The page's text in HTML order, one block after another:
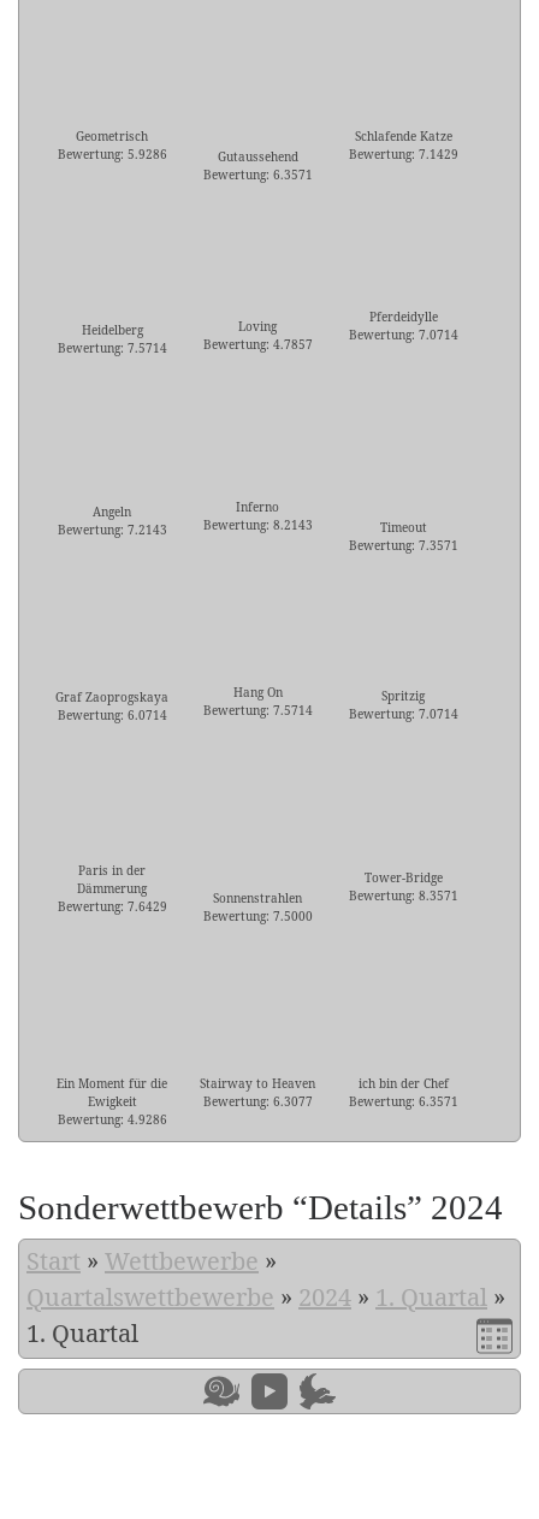
Geometrisch
Bewertung: 5.9286
Gutaussehend
Bewertung: 6.3571
Schlafende Katze
Bewertung: 7.1429
Heidelberg
Bewertung: 7.5714
Loving
Bewertung: 4.7857
Pferdeidylle
Bewertung: 7.0714
Angeln
Bewertung: 7.2143
Inferno
Bewertung: 8.2143
Timeout
Bewertung: 7.3571
Graf Zaoprogskaya
Bewertung: 6.0714
Hang On
Bewertung: 7.5714
Spritzig
Bewertung: 7.0714
Paris in der
Dämmerung
Bewertung: 7.6429
Sonnenstrahlen
Bewertung: 7.5000
Tower-Bridge
Bewertung: 8.3571
Ein Moment für die
Ewigkeit
Bewertung: 4.9286
Stairway to Heaven
Bewertung: 6.3077
ich bin der Chef
Bewertung: 6.3571
Sonderwettbewerb “Details” 2024
Start » Wettbewerbe »
Quartalswettbewerbe » 2024 » 1. Quartal »
1. Quartal